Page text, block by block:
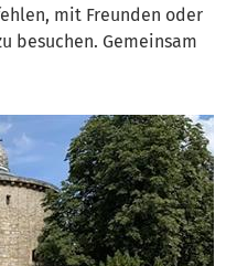
mit Freunden oder
besuchen. Gemeinsam